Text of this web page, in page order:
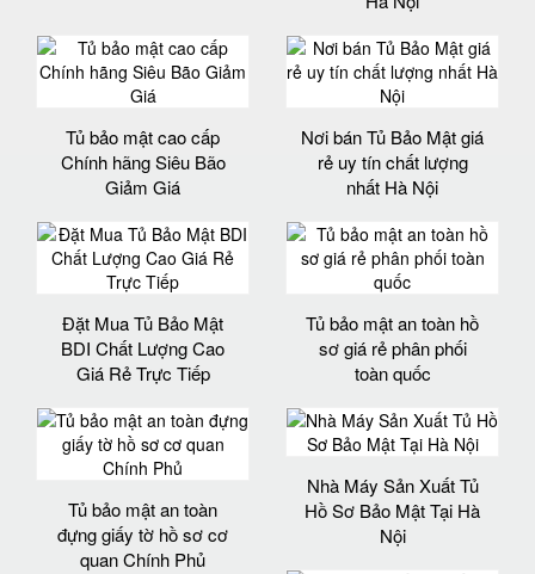
Tủ bảo mật cao cấp
Chính hãng Siêu Bão
Giảm Giá
Nơi bán Tủ Bảo Mật giá
rẻ uy tín chất lượng
nhất Hà Nội
Đặt Mua Tủ Bảo Mật
BDI Chất Lượng Cao
Giá Rẻ Trực Tiếp
Tủ bảo mật an toàn hồ
sơ giá rẻ phân phối
toàn quốc
Tủ bảo mật an toàn
đựng giấy tờ hồ sơ cơ
quan Chính Phủ
Nhà Máy Sản Xuất Tủ
Hồ Sơ Bảo Mật Tại Hà
Nội